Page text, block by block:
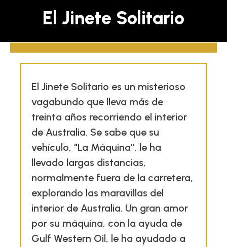
El Jinete Solitario
El Jinete Solitario es un misterioso
vagabundo que lleva más de
treinta años recorriendo el interior
de Australia. Se sabe que su
vehículo, "La Máquina", le ha
llevado largas distancias,
normalmente fuera de la carretera,
explorando las maravillas del
interior de Australia. Un gran amor
por su máquina, con la ayuda de
Gulf Western Oil, le ha ayudado a